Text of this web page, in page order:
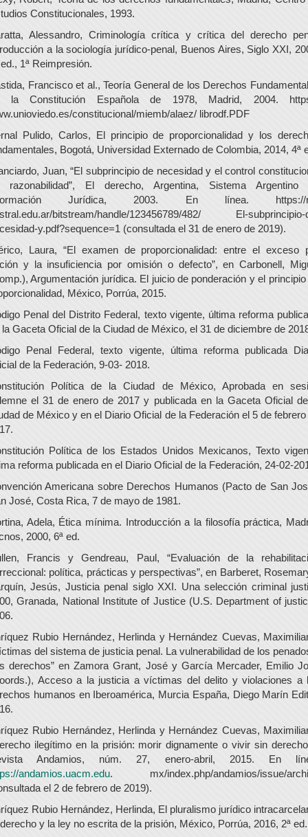
Constitucionales, 1993.
Alessandro, Criminología crítica y crítica del derecho
a la sociología jurídico-penal, Buenos Aires, Siglo XXI,
1ª Reimpresión.
Francisco et al., Teoría General de los Derechos
la Constitución Española de 1978, Madrid, 2004.
constitucional/miemb/alaez/ librodf.PDF
Pulido, Carlos, El principio de proporcionalidad y los
Bogotá, Universidad Externado de Colombia, 2014, 4ª
Juan, “El subprincipio de necesidad y el control
razonabilidad”, El derecho, Argentina, Sistema Argentino
Jurídica, 2003. En línea. https://
bitstream/handle/123456789/482/ El-subprincipio-
y.pdf?sequence=1 (consultada el 31 de enero de 2019).
Laura, “El examen de proporcionalidad: entre el exceso
y la insuficiencia por omisión o defecto”, en Carbonell,
Argumentación jurídica. El juicio de ponderación y el principio
México, Porrúa, 2015.
Penal del Distrito Federal, texto vigente, última reforma
la Gaceta Oficial de la Ciudad de México, el 31 de diciembre de
Penal Federal, texto vigente, última reforma publicada
de la Federación, 9-03- 2018.
Política de la Ciudad de México, Aprobada en
el 31 de enero de 2017 y publicada en la Gaceta Oficial
de México y en el Diario Oficial de la Federación el 5 de febrero
Política de los Estados Unidos Mexicanos, Texto
reforma publicada en el Diario Oficial de la Federación, 24-02-
Americana sobre Derechos Humanos (Pacto de San
José, Costa Rica, 7 de mayo de 1981.
Adela, Ética mínima. Introducción a la filosofía práctica,
2000, 6ª ed.
Francis y Gendreau, Paul, “Evaluación de la
política, prácticas y perspectivas”, en Barberet,
Jesús, Justicia penal siglo XXI. Una selección criminal
Granada, National Institute of Justice (U.S. Department of
Rubio Hernández, Herlinda y Hernández Cuevas,
del sistema de justicia penal. La vulnerabilidad de los
derechos” en Zamora Grant, José y García Mercader, Emilio
Acceso a la justicia a víctimas del delito y violaciones a
humanos en Iberoamérica, Murcia España, Diego Marín
Rubio Hernández, Herlinda y Hernández Cuevas,
ilegítimo en la prisión: morir dignamente o vivir sin
Andamios, núm. 27, enero-abril, 2015. En
andamios.uacm.edu. mx/index.php/andamios/issue/
el 2 de febrero de 2019).
Rubio Hernández, Herlinda, El pluralismo jurídico
y la ley no escrita de la prisión, México, Porrúa, 2016, 2ª ed.